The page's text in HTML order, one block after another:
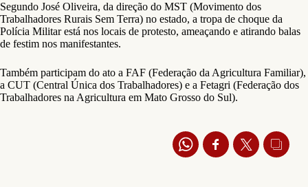
Segundo José Oliveira, da direção do MST (Movimento dos
Trabalhadores Rurais Sem Terra) no estado, a tropa de choque da
Polícia Militar está nos locais de protesto, ameaçando e atirando balas
de festim nos manifestantes.
Também participam do ato a FAF (Federação da Agricultura Familiar),
a CUT (Central Única dos Trabalhadores) e a Fetagri (Federação dos
Trabalhadores na Agricultura em Mato Grosso do Sul).